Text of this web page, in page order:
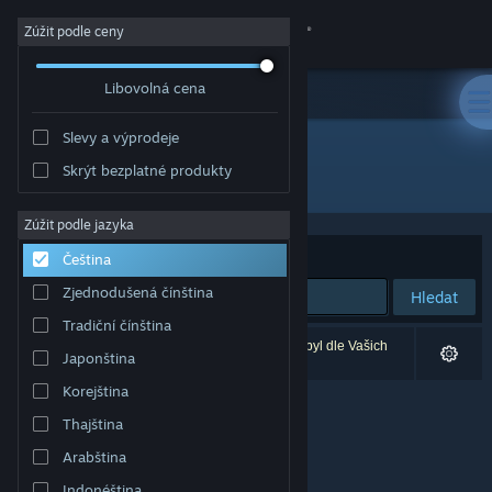
Přihlásit se
Komunita
Informace
Podpora
Změnit jazyk
Mobilní aplikace služby Steam
Desktopová verze stránky
Zúžit podle ceny
Libovolná cena
Slevy a výprodeje
Skrýt bezplatné produkty
Zúžit podle jazyka
Čeština
Zjednodušená čínština
Tradiční čínština
Japonština
Korejština
Thajština
Arabština
Vývojář: Scheme Street
Seřadit podle
Hledat
Vašemu zadání odpovídá 0 výsledků. 1 produkt byl dle Vašich
předvoleb vyloučen z výsledků vyhledávání.